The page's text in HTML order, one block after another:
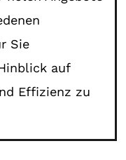
Sie
auf
Effizienz zu